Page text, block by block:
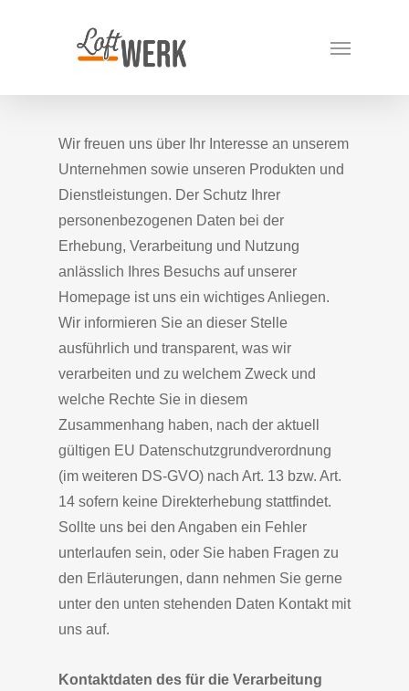
Menu
Wir freuen uns über Ihr Interesse an unserem
Unternehmen sowie unseren Produkten und
Dienstleistungen. Der Schutz Ihrer
personenbezogenen Daten bei der
Erhebung, Verarbeitung und Nutzung
anlässlich Ihres Besuchs auf unserer
Homepage ist uns ein wichtiges Anliegen.
Wir informieren Sie an dieser Stelle
ausführlich und transparent, was wir
verarbeiten und zu welchem Zweck und
welche Rechte Sie in diesem
Zusammenhang haben, nach der aktuell
gültigen EU Datenschutzgrundverordnung
(im weiteren DS-GVO) nach Art. 13 bzw. Art.
14 sofern keine Direkterhebung stattfindet.
Sollte uns bei den Angaben ein Fehler
unterlaufen sein, oder Sie haben Fragen zu
den Erläuterungen, dann nehmen Sie gerne
unter den unten stehenden Daten Kontakt mit
uns auf.
Kontaktdaten des für die Verarbeitung